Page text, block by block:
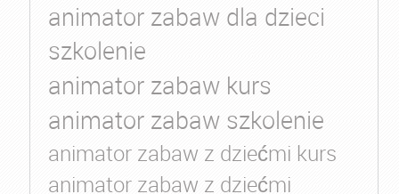
animator zabaw dla dzieci
szkolenie
animator zabaw kurs
animator zabaw szkolenie
animator zabaw z dziećmi kurs
animator zabaw z dziećmi